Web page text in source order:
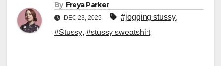
By Freya Parker
DEC 23, 2025 #jogging stussy,
#Stussy, #stussy sweatshirt